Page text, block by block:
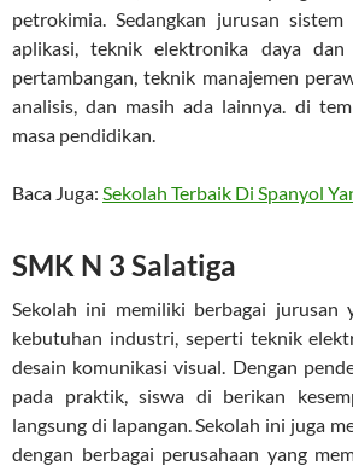
petrokimia. Sedangkan jurusan
aplikasi, teknik elektronika daya dan
pertambangan, teknik manajemen
analisis, dan masih ada lainnya. di
masa pendidikan.
Baca Juga: Sekolah Terbaik Di Spanyol
SMK N 3 Salatiga
Sekolah ini memiliki berbagai jurusan
kebutuhan industri, seperti teknik
desain komunikasi visual. Dengan
pada praktik, siswa di berikan
langsung di lapangan. Sekolah ini juga
dengan berbagai perusahaan yang